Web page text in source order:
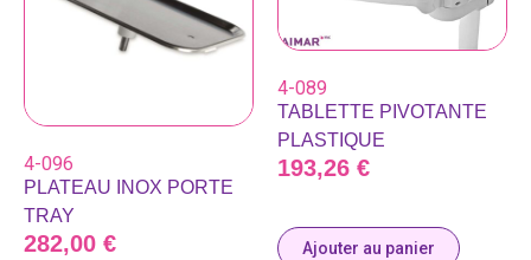
4-096
PLATEAU INOX PORTE
TRAY
282,00 €
4-089
TABLETTE PIVOTANTE
PLASTIQUE
193,26 €
Ajouter au panier